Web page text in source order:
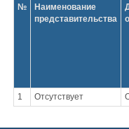
№
Наименование
представительства
1 Отсутствует